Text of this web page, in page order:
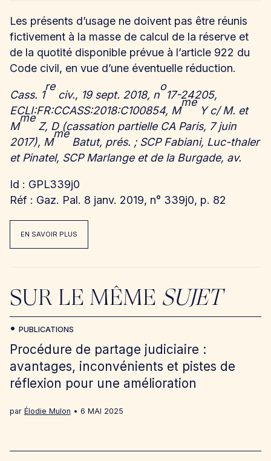
Les présents d’usage ne doivent pas être réunis
fictivement à la masse de calcul de la réserve et
de la quotité disponible prévue à l’article 922 du
Code civil, en vue d’une éventuelle réduction.
Cass. 1
re
civ., 19 sept. 2018, n
o
17-24205,
ECLI:FR:CCASS:2018:C100854, M
me
Y c/ M. et
M
me
Z, D (cassation partielle CA Paris, 7 juin
2017), M
me
Batut, prés. ; SCP Fabiani, Luc-thaler
et Pinatel, SCP Marlange et de la Burgade, av.
Id : GPL339j0
Réf : Gaz. Pal. 8 janv. 2019, n° 339j0, p. 82
EN SAVOIR PLUS
SUR LE MÊME SUJET
Procédure de partage judiciaire :
avantages, inconvénients et pistes de
réflexion pour une amélioration
par Élodie Mulon 6 MAI 2025
PUBLICATIONS